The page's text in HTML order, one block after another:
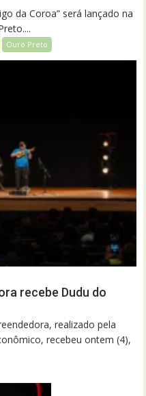
da Coroa” será lançado na
Ouro Preto
recebe Dudu do
realizado pela
recebeu ontem (4),